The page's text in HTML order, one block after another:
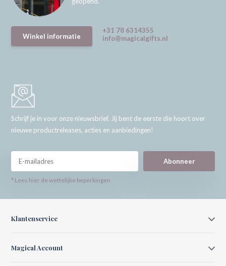
Winkel informatie
+31 78 6314355
info@magicalgifts.nl
Schrijf je in voor onze nieuwsbrief. Jij bent de eerste die hoort over
nieuwe productreleases, acties en aanbiedingen!
Abonneer
* Lees hier de wettelijke beperkingen
Klantenservice
Magical Account